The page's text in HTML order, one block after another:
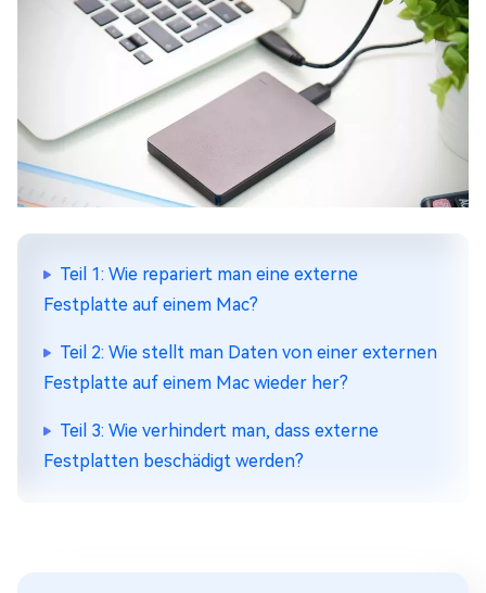
Teil 1: Wie repariert man eine externe
Festplatte auf einem Mac?
Teil 2: Wie stellt man Daten von einer externen
Festplatte auf einem Mac wieder her?
Teil 3: Wie verhindert man, dass externe
Festplatten beschädigt werden?